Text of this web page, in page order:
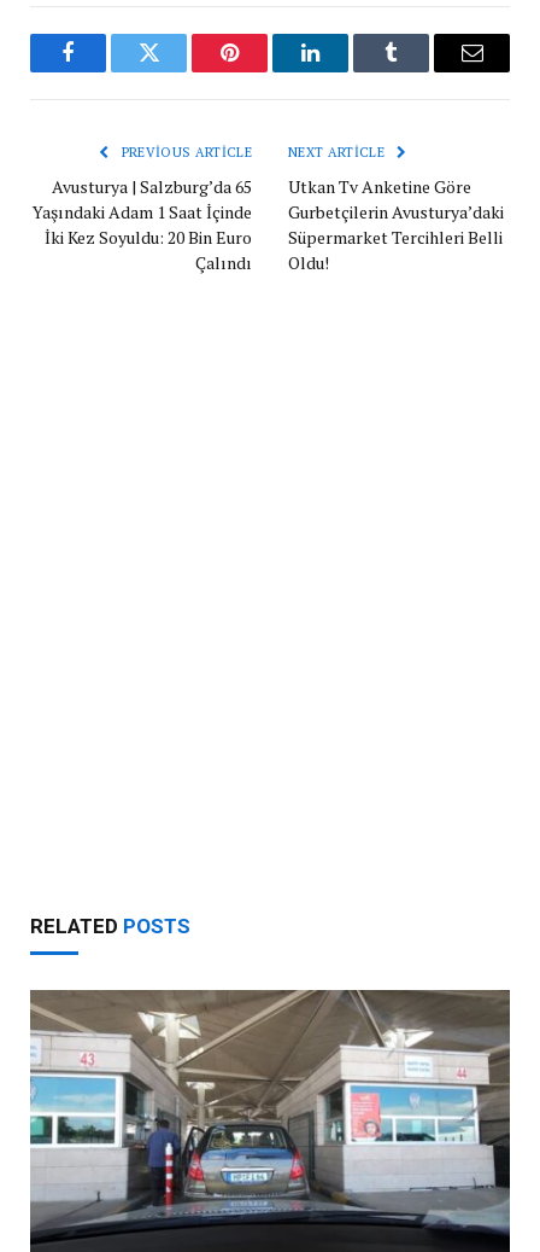
FacebookTwitter Pinterest LinkedInTumblr Email
PREVIOUS ARTICLE
Avusturya | Salzburg’da 65
Yaşındaki Adam 1 Saat İçinde
İki Kez Soyuldu: 20 Bin Euro
Çalındı
NEXT ARTICLE
Utkan Tv Anketine Göre
Gurbetçilerin Avusturya’daki
Süpermarket Tercihleri Belli
Oldu!
RELATED POSTS